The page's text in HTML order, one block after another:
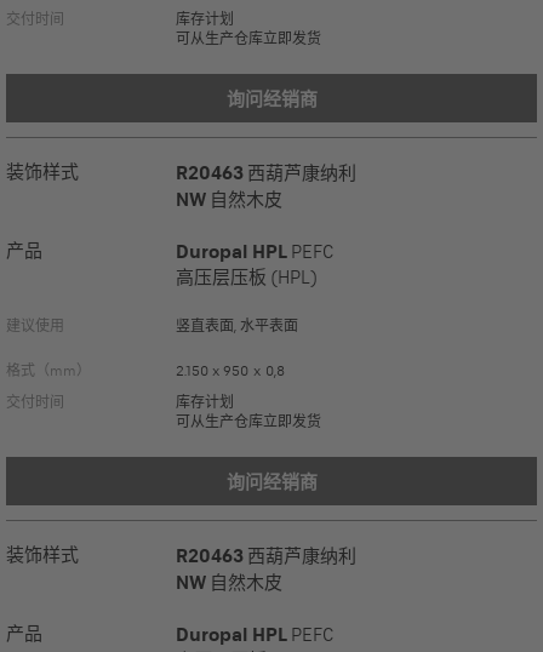
交付时间
库存计划
可从生产仓库立即发货
询问经销商
装饰样式 R20463 西葫芦康纳利
NW 自然木皮
产品 Duropal HPL PEFC
高压层压板 (HPL)
建议使用 竖直表面, 水平表面
格式（mm）
2.150 x 950 x 0,8
交付时间
库存计划
可从生产仓库立即发货
询问经销商
装饰样式 R20463 西葫芦康纳利
NW 自然木皮
产品 Duropal HPL PEFC